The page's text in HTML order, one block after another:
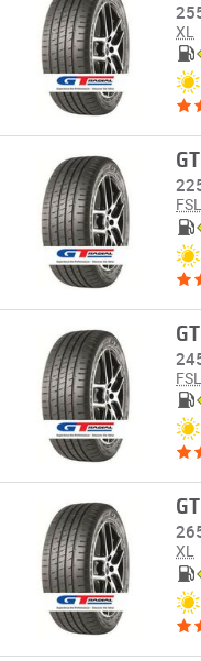
XL
FSL
FSL
XL